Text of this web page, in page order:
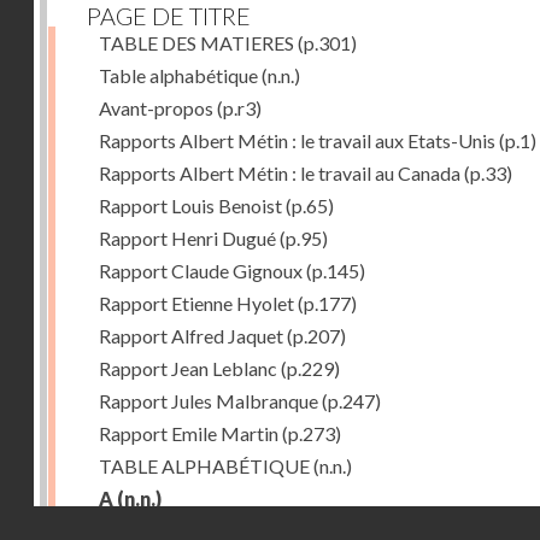
PAGE DE TITRE
TABLE DES MATIERES (p.301)
Table alphabétique(n.n.)
Avant-propos (p.r3)
Rapports Albert Métin : le travail aux Etats-Unis (p.1)
Rapports Albert Métin : le travail au Canada(p.33)
Rapport Louis Benoist(p.65)
Rapport Henri Dugué(p.95)
Rapport Claude Gignoux(p.145)
Rapport Etienne Hyolet(p.177)
Rapport Alfred Jaquet(p.207)
Rapport Jean Leblanc (p.229)
Rapport Jules Malbranque(p.247)
Rapport Emile Martin(p.273)
TABLE ALPHABÉTIQUE(n.n.)
A (n.n.)